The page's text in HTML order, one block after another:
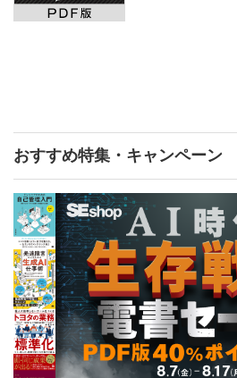
おすすめ特集・キャンペーン